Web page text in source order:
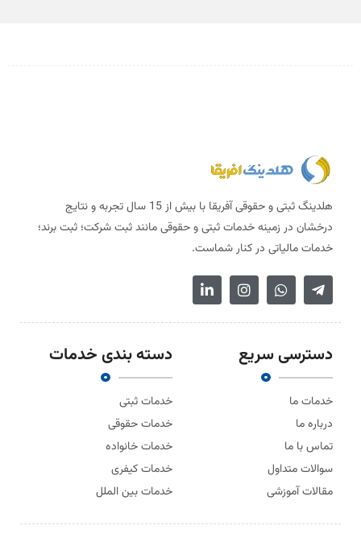
هلدینگ ثبتی و حقوقی آفریقا با بیش از 15 سال تجربه و نتایج
درخشان در زمینه خدمات ثبتی و حقوقی مانند ثبت شرکت؛ ثبت برند؛
خدمات مالیاتی در کنار شماست.
دسترسی سریع
خدمات ما
درباره ما
تماس با ما
سوالات متداول
مقالات آموزشی
دسته بندی خدمات
خدمات ثبتی
خدمات حقوقی
خدمات خانواده
خدمات کیفری
خدمات بین الملل